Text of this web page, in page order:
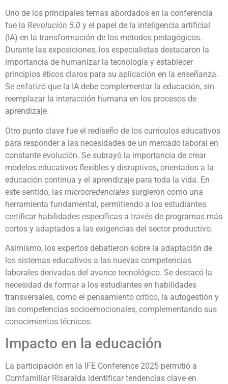
Uno de los principales temas abordados en la conferencia
fue la Revolución 5.0 y el papel de la inteligencia artificial
(IA) en la transformación de los métodos pedagógicos.
Durante las exposiciones, los especialistas destacaron la
importancia de humanizar la tecnología y establecer
principios éticos claros para su aplicación en la enseñanza.
Se enfatizó que la IA debe complementar la educación, sin
reemplazar la interacción humana en los procesos de
aprendizaje.
Otro punto clave fue el rediseño de los currículos educativos
para responder a las necesidades de un mercado laboral en
constante evolución. Se subrayó la importancia de crear
modelos educativos flexibles y disruptivos, orientados a la
educación continua y el aprendizaje para toda la vida. En
este sentido, las microcredenciales surgieron como una
herramienta fundamental, permitiendo a los estudiantes
certificar habilidades específicas a través de programas más
cortos y adaptados a las exigencias del sector productivo.
Asimismo, los expertos debatieron sobre la adaptación de
los sistemas educativos a las nuevas competencias
laborales derivadas del avance tecnológico. Se destacó la
necesidad de formar a los estudiantes en habilidades
transversales, como el pensamiento crítico, la autogestión y
las competencias socioemocionales, complementando sus
conocimientos técnicos.
Impacto en la educación
La participación en la IFE Conference 2025 permitió a
Comfamiliar Risaralda identificar tendencias clave en